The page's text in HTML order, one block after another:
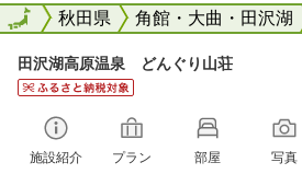
全国秋田県 角館・大曲・田沢湖
全国
田沢湖高原温泉 どんぐり山荘
施設紹介 プラン 部屋 写真